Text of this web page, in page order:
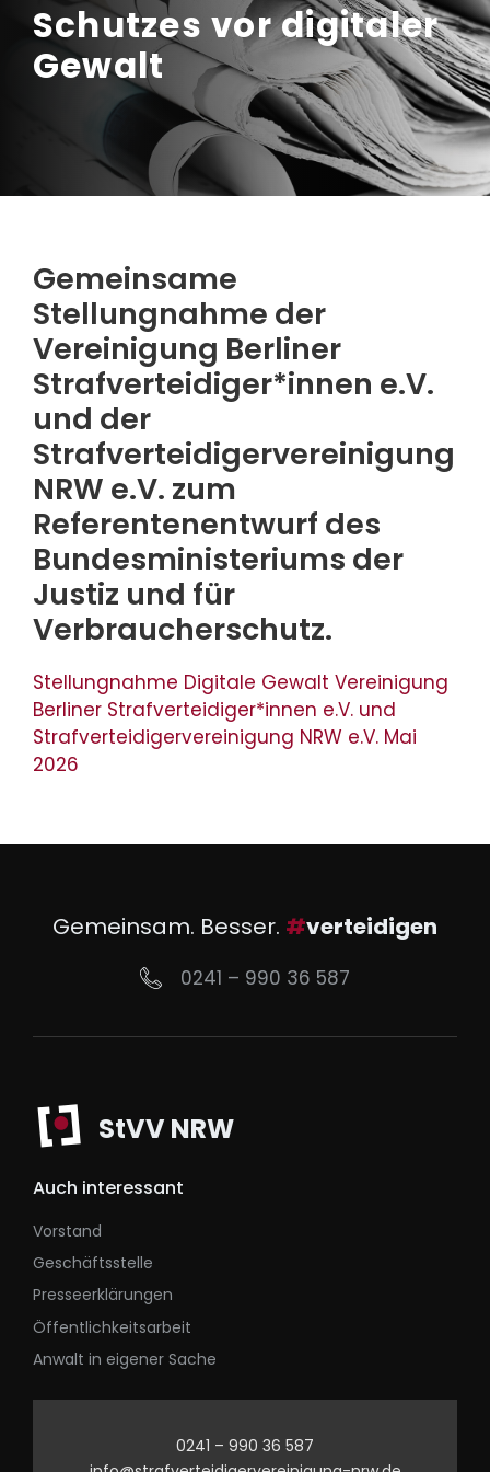
Schutzes vor digitaler
Gewalt
Gemeinsame
Stellungnahme der
Vereinigung Berliner
Strafverteidiger*innen e.V.
und der
Strafverteidigervereinigung
NRW e.V. zum
Referentenentwurf des
Bundesministeriums der
Justiz und für
Verbraucherschutz.
Stellungnahme Digitale Gewalt Vereinigung
Berliner Strafverteidiger*innen e.V. und
Strafverteidigervereinigung NRW e.V. Mai
2026
Gemeinsam. Besser. #verteidigen
0241 – 990 36 587
StVV NRW
Auch interessant
Vorstand
Geschäftsstelle
Presseerklärungen
Öffentlichkeitsarbeit
Anwalt in eigener Sache
0241 – 990 36 587